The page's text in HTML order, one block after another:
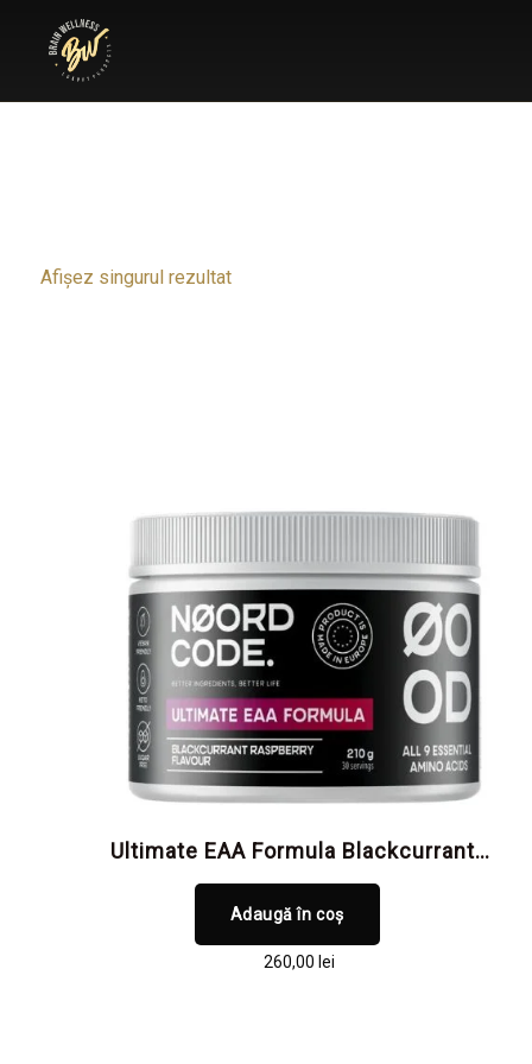
Afișez singurul rezultat
Ultimate EAA Formula Blackcurrant
Raspberry | NoordCode
Adaugă în coș
260,00 lei